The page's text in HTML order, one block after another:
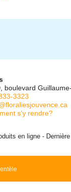
boulevard
3323
s'y rendre?
en ligne -